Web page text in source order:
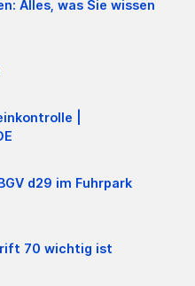
Alles, was Sie wissen
|
d29 im Fuhrpark
70 wichtig ist